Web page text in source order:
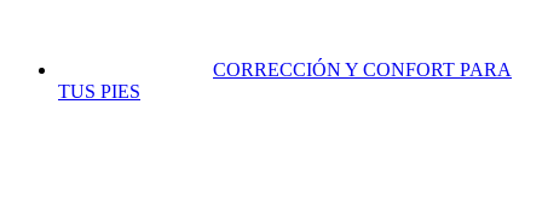
CORRECCIÓN Y CONFORT PARA
TUS PIES